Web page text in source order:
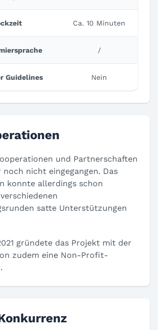
Ca. 10 Minuten
/
Guidelines Nein
und Partnerschaften
noch nicht eingegangen. Das
konnte allerdings schon
satte Unterstützungen
gründete das Projekt mit der
zudem eine Non-Profit-